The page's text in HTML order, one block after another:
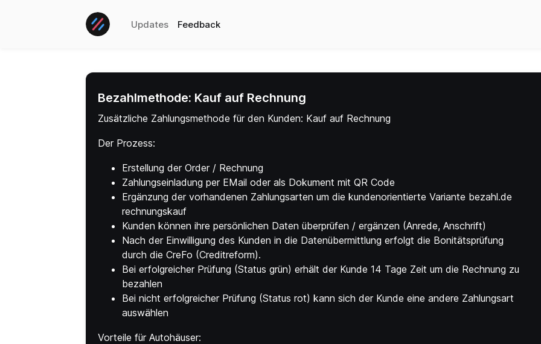
Updates Feedback
Bezahlmethode: Kauf auf Rechnung
Zusätzliche Zahlungsmethode für den Kunden: Kauf auf Rechnung
Der Prozess:
Erstellung der Order / Rechnung
Zahlungseinladung per EMail oder als Dokument mit QR Code
Ergänzung der vorhandenen Zahlungsarten um die kundenorientierte Variante bezahl.de
rechnungskauf
Kunden können ihre persönlichen Daten überprüfen / ergänzen (Anrede, Anschrift)
Nach der Einwilligung des Kunden in die Datenübermittlung erfolgt die Bonitätsprüfung
durch die CreFo (Creditreform).
Bei erfolgreicher Prüfung (Status grün) erhält der Kunde 14 Tage Zeit um die Rechnung zu
bezahlen
Bei nicht erfolgreicher Prüfung (Status rot) kann sich der Kunde eine andere Zahlungsart
auswählen
Vorteile für Autohäuser: